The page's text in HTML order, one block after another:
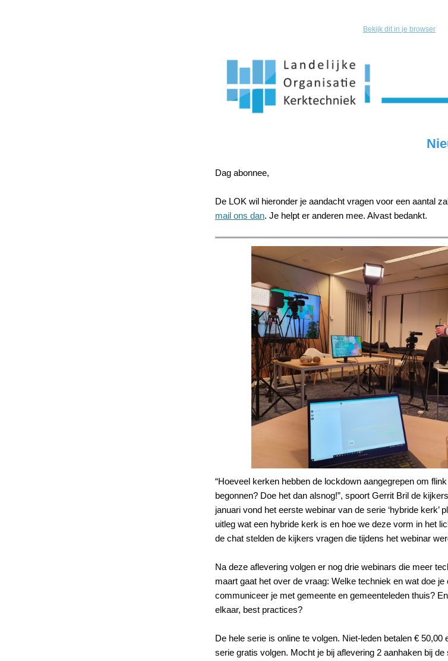
Bekijk dit in je browser
Dag abonnee,
De LOK wil hieronder je aandacht vragen voor een aantal
mail ons dan. Je helpt er anderen mee. Alvast bedankt.
“Hoeveel kerken hebben de lockdown aangegrepen om
begonnen? Doe het dan alsnog!”, spoort Gerrit Bril de
januari vond het eerste webinar van de serie ‘hybride kerk’
uitleg wat een hybride kerk is en hoe we deze vorm in het
de chat stelden de kijkers vragen die tijdens het webinar
Na deze aflevering volgen er nog drie webinars die meer
maart gaat het over de vraag: Welke techniek en wat doe
communiceer je met gemeente en gemeenteleden thuis?
elkaar, best practices?
De hele serie is online te volgen. Niet-leden betalen €
serie gratis volgen. Mocht je bij aflevering 2 aanhaken bij